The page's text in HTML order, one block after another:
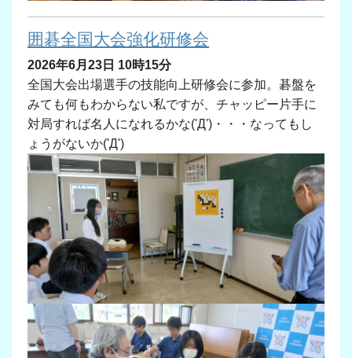
囲碁全国大会強化研修会
2026年6月23日 10時15分
全国大会出場選手の技能向上研修会に参加。碁盤を
みても何もわからない私ですが、チャッピー片手に
対局すれば名人になれるかな('Д')・・・なってもし
ょうがないか('Д')